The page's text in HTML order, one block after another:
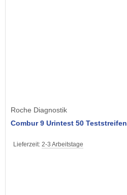
Roche Diagnostik
Combur 9 Urintest 50 Teststreifen
Lieferzeit: 2-3 Arbeitstage